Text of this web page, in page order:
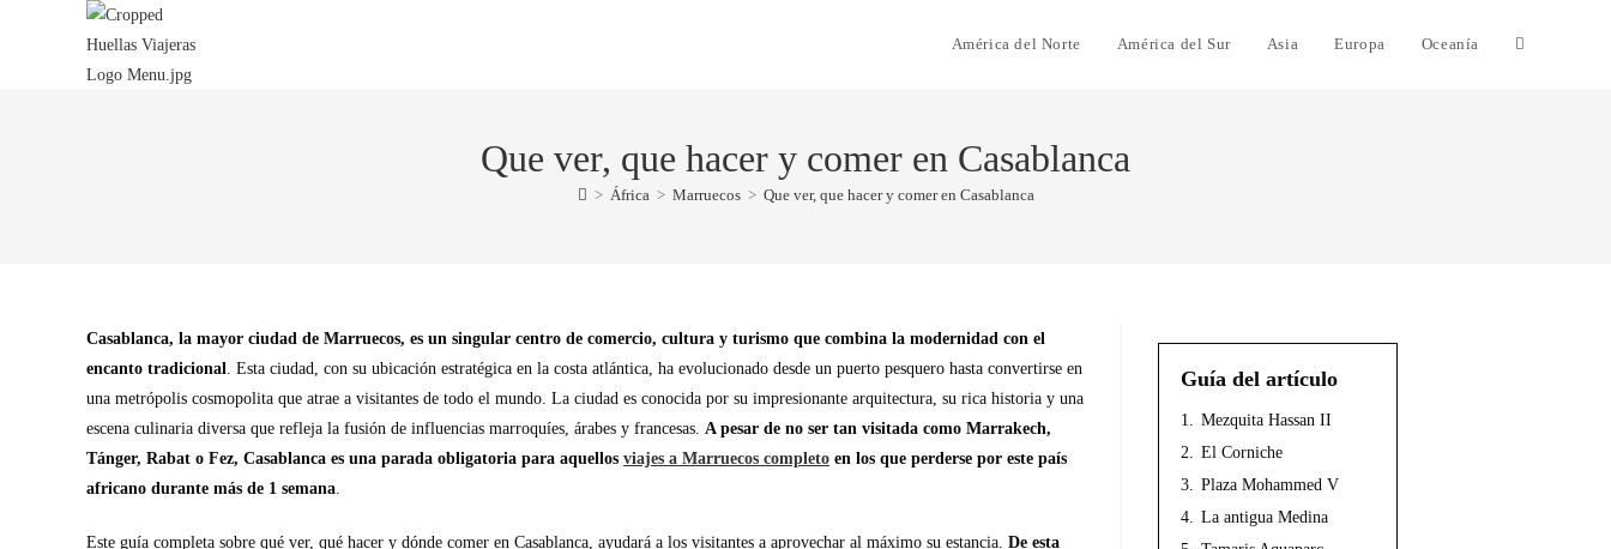
América del Norte América del Sur Asia Europa Oceanía
Que ver, que hacer y comer en Casablanca
> África > Marruecos > Que ver, que hacer y comer en Casablanca
Casablanca, la mayor ciudad de Marruecos, es un singular centro de comercio, cultura y turismo que combina la modernidad con el
encanto tradicional. Esta ciudad, con su ubicación estratégica en la costa atlántica, ha evolucionado desde un puerto pesquero hasta convertirse en
una metrópolis cosmopolita que atrae a visitantes de todo el mundo. La ciudad es conocida por su impresionante arquitectura, su rica historia y una
escena culinaria diversa que refleja la fusión de influencias marroquíes, árabes y francesas. A pesar de no ser tan visitada como Marrakech,
Tánger, Rabat o Fez, Casablanca es una parada obligatoria para aquellos viajes a Marruecos completo en los que perderse por este país
africano durante más de 1 semana.
Este guía completa sobre qué ver, qué hacer y dónde comer en Casablanca, ayudará a los visitantes a aprovechar al máximo su estancia. De esta
Guía del artículo
1.
Mezquita Hassan II
2.
El Corniche
3.
Plaza Mohammed V
4.
La antigua Medina